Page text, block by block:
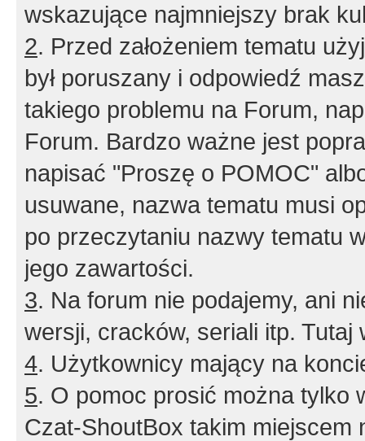
wskazujące najmniejszy brak
2. Przed założeniem tematu
był poruszany i odpowiedź
takiego problemu na Forum,
Forum. Bardzo ważne jest
napisać "Proszę o POMOC"
usuwane, nazwa tematu musi
po przeczytaniu nazwy tematu
jego zawartości.
3. Na forum nie podajemy, ani
wersji, cracków, seriali itp. Tutaj
4. Użytkownicy mający na
5. O pomoc prosić można tylko
Czat-ShoutBox takim miejscem